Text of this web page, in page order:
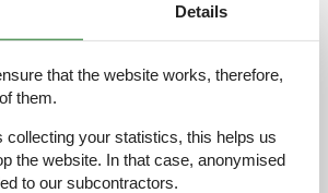
2 external reviews
Details
that the website works, therefore,
them.
collecting your statistics, this helps us
the website. In that case, anonymised
to our subcontractors.